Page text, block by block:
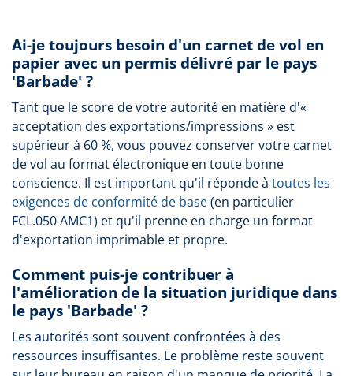
Ai-je toujours besoin d'un carnet de vol en
papier avec un permis délivré par le pays
'Barbade' ?
Tant que le score de votre autorité en matière d'«
acceptation des exportations/impressions » est
supérieur à 60 %, vous pouvez conserver votre carnet
de vol au format électronique en toute bonne
conscience. Il est important qu'il réponde à toutes les
exigences de conformité de base(en particulier
FCL.050 AMC1) et qu'il prenne en charge un format
d'exportation imprimable et propre.
Comment puis-je contribuer à
l'amélioration de la situation juridique dans
le pays 'Barbade' ?
Les autorités sont souvent confrontées à des
ressources insuffisantes. Le problème reste souvent